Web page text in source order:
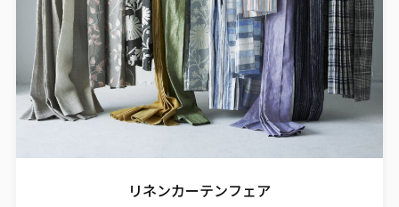
リネンカーテンフェア